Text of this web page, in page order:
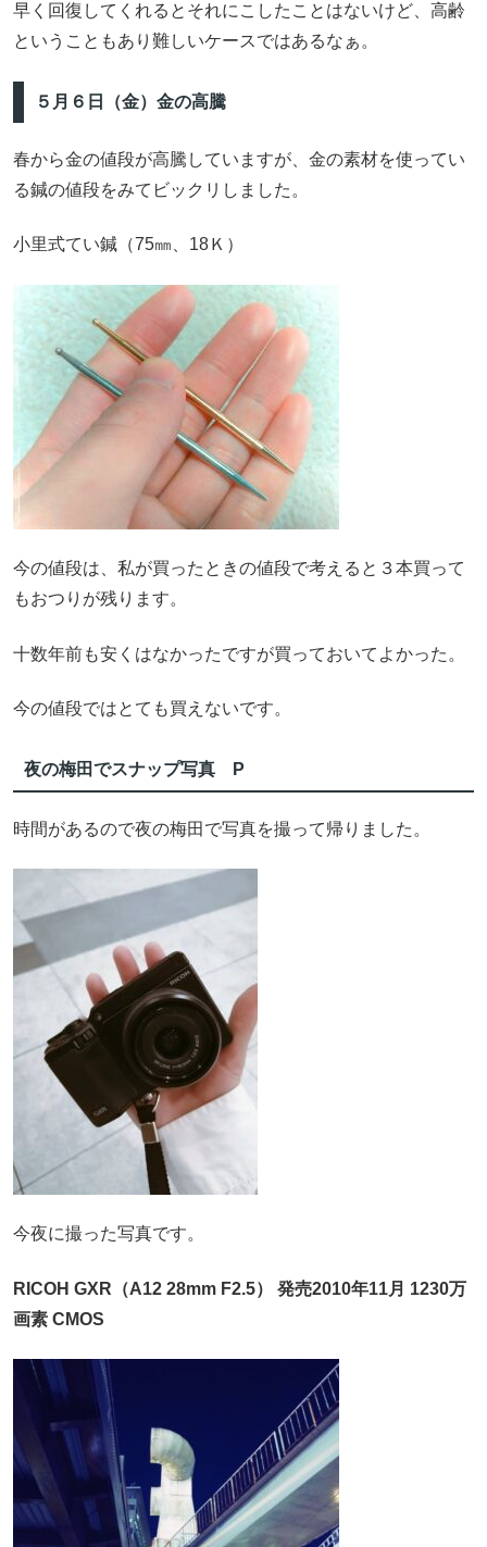
早く回復してくれるとそれにこしたことはないけど、高齢
ということもあり難しいケースではあるなぁ。
５月６日（金）金の高騰
春から金の値段が高騰していますが、金の素材を使ってい
る鍼の値段をみてビックリしました。
小里式てい鍼（75㎜、18Ｋ）
今の値段は、私が買ったときの値段で考えると３本買って
もおつりが残ります。
十数年前も安くはなかったですが買っておいてよかった。
今の値段ではとても買えないです。
夜の梅田でスナップ写真 P
時間があるので夜の梅田で写真を撮って帰りました。
今夜に撮った写真です。
RICOH GXR（A12 28mm F2.5） 発売2010年11月 1230万
画素 CMOS